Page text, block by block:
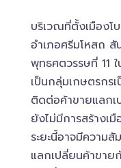
บริเวณที่ตั้งเมืองโ
อำเภอศรีมโหสถ สั
พุทธศตวรรษที่ 11
เป็นกลุ่มเกษตรกร
ติดต่อค้าขายแลก
ยังไม่มีการสร้างเ
ระยะนี้อาจมีความ
แลกเปลี่ยนค้าขาย